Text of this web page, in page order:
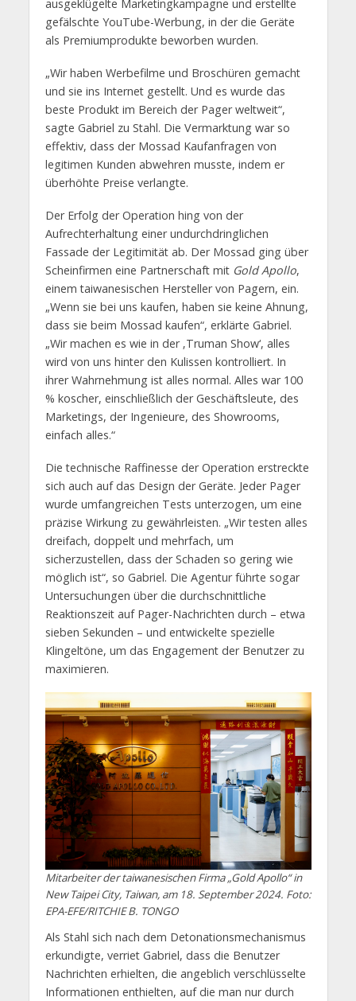
ausgeklügelte Marketingkampagne und erstellte
gefälschte YouTube-Werbung, in der die Geräte
als Premiumprodukte beworben wurden.
„Wir haben Werbefilme und Broschüren gemacht
und sie ins Internet gestellt. Und es wurde das
beste Produkt im Bereich der Pager weltweit“,
sagte Gabriel zu Stahl. Die Vermarktung war so
effektiv, dass der Mossad Kaufanfragen von
legitimen Kunden abwehren musste, indem er
überhöhte Preise verlangte.
Der Erfolg der Operation hing von der
Aufrechterhaltung einer undurchdringlichen
Fassade der Legitimität ab. Der Mossad ging über
Scheinfirmen eine Partnerschaft mit Gold Apollo,
einem taiwanesischen Hersteller von Pagern, ein.
„Wenn sie bei uns kaufen, haben sie keine Ahnung,
dass sie beim Mossad kaufen“, erklärte Gabriel.
„Wir machen es wie in der ‚Truman Show‘, alles
wird von uns hinter den Kulissen kontrolliert. In
ihrer Wahrnehmung ist alles normal. Alles war 100
% koscher, einschließlich der Geschäftsleute, des
Marketings, der Ingenieure, des Showrooms,
einfach alles.“
Die technische Raffinesse der Operation erstreckte
sich auch auf das Design der Geräte. Jeder Pager
wurde umfangreichen Tests unterzogen, um eine
präzise Wirkung zu gewährleisten. „Wir testen alles
dreifach, doppelt und mehrfach, um
sicherzustellen, dass der Schaden so gering wie
möglich ist“, so Gabriel. Die Agentur führte sogar
Untersuchungen über die durchschnittliche
Reaktionszeit auf Pager-Nachrichten durch – etwa
sieben Sekunden – und entwickelte spezielle
Klingeltöne, um das Engagement der Benutzer zu
maximieren.
Mitarbeiter der taiwanesischen Firma „Gold Apollo“ in
New Taipei City, Taiwan, am 18. September 2024. Foto:
EPA-EFE/RITCHIE B. TONGO
Als Stahl sich nach dem Detonationsmechanismus
erkundigte, verriet Gabriel, dass die Benutzer
Nachrichten erhielten, die angeblich verschlüsselte
Informationen enthielten, auf die man nur durch